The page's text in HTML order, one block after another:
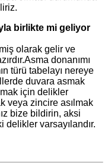
birlikte mi geliyor
olarak gelir ve
donanımı
türü tabelayı nereye
duvara asmak
için delikler
veya zincire asılmak
bize bildirin, aksi
varsayılandır.